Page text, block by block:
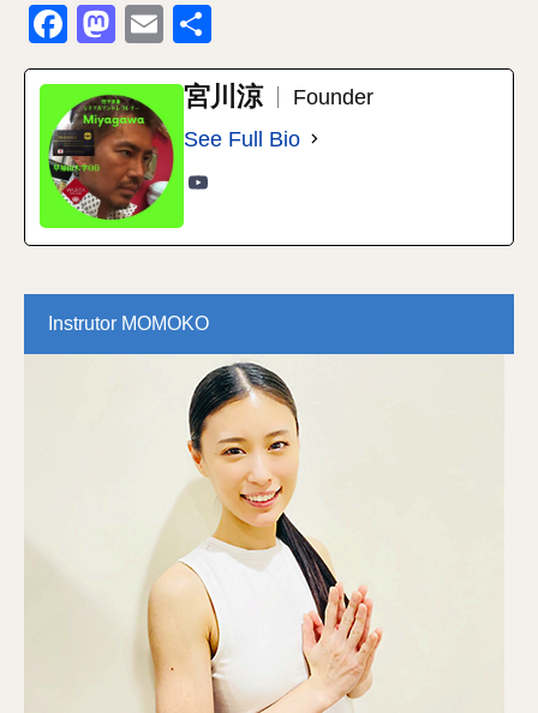
Facebook
Mastodon
Email
有
宮川涼
Founder
See Full Bio
Instrutor MOMOKO